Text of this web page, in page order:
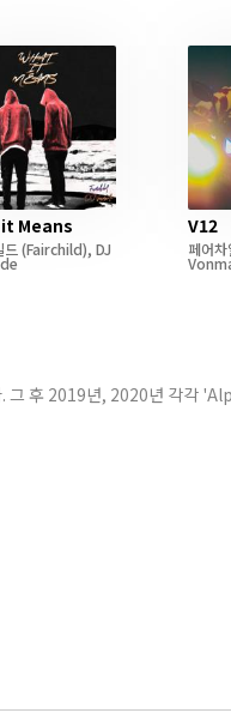
Means
드 (Fairchild), DJ
V12
페어
후 2019년, 2020년 각각